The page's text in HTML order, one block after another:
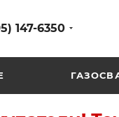
147-6350